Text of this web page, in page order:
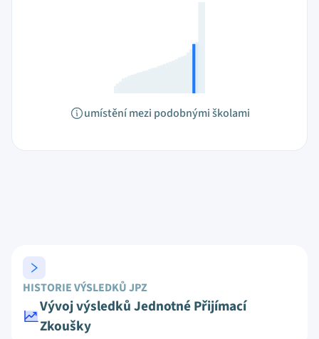
umístění mezi podobnými školami
HISTORIE VÝSLEDKŮ JPZ
Vývoj výsledků Jednotné Přijímací
Zkoušky